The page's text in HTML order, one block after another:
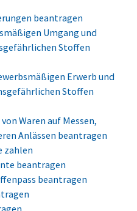
beantragen
Umgang und
Stoffen
Erwerb und
Stoffen
Waren auf Messen,
Anlässen beantragen
zahlen
beantragen
beantragen